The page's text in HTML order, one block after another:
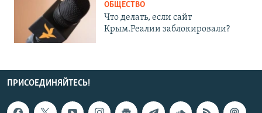
ОБЩЕСТВО
Что делать, если сайт
Крым.Реалии заблокировали?
ПРИСОЕДИНЯЙТЕСЬ!